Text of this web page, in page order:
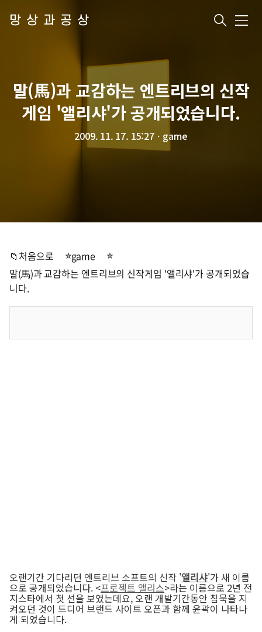
망상과공상 메
말(馬)과 교감하는 엔트리브의 신작
게임 '앨리샤'가 공개되었습니다.
2009. 11. 17. 15:27ㆍ game
📁처음으로
game
말(馬)과 교감하는 엔트리브의 신작게임 '앨리샤'가 공개되었습
니다.
오랜기간 기다리던 엔트리브 소프트의 신작 '앨리샤'가 새 이름
으로 공개되었습니다. <프로젝트 앨리스>라는 이름으로 2년 전
지스타에서 첫 선을 보였는데요, 오랜 개발기간동안 침묵을 지
켜오던 것이 드디어 브랜드 사이트 오픈과 함께 윤곽이 나타나
게 되었습니다.